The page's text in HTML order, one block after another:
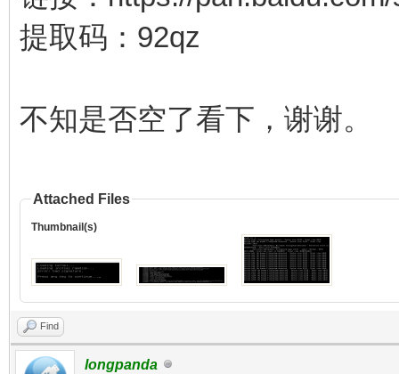
提取码：92qz
不知是否空了看下，谢谢。
Attached Files
Thumbnail(s)
Find
longpanda